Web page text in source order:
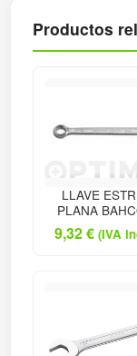
Productos
LLAVE
PLANA
9,32€ (IVA